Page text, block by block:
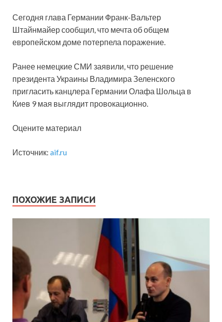
Сегодня глава Германии Франк-Вальтер
Штайнмайер сообщил, что мечта об общем
европейском доме потерпела поражение.
Ранее немецкие СМИ заявили, что решение
президента Украины Владимира Зеленского
пригласить канцлера Германии Олафа Шольца в
Киев 9 мая выглядит провокационно.
Оцените материал
Источник: aif.ru
ПОХОЖИЕ ЗАПИСИ